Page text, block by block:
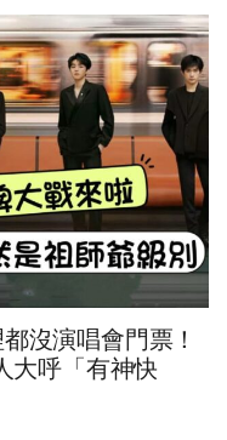
都沒演唱會門票！
大呼「有神快